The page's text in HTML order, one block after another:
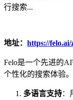
行搜索...
地址： https://felo.ai/
Felo是一个先进的
个性化的搜索体验
多语言支持：